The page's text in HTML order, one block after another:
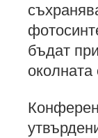
бъдат
околната